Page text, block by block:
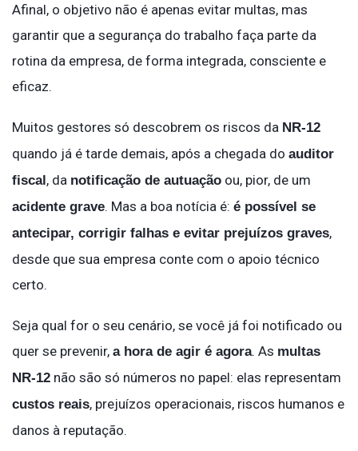
Afinal, o objetivo não é apenas evitar multas, mas
garantir que a segurança do trabalho faça parte da
rotina da empresa, de forma integrada, consciente e
eficaz.
Muitos gestores só descobrem os riscos da NR-12
quando já é tarde demais, após a chegada do auditor
fiscal, da notificação de autuação ou, pior, de um
acidente grave. Mas a boa notícia é: é possível se
antecipar, corrigir falhas e evitar prejuízos graves,
desde que sua empresa conte com o apoio técnico
certo.
Seja qual for o seu cenário, se você já foi notificado ou
quer se prevenir, a hora de agir é agora. As multas
NR-12 não são só números no papel: elas representam
custos reais, prejuízos operacionais, riscos humanos e
danos à reputação.